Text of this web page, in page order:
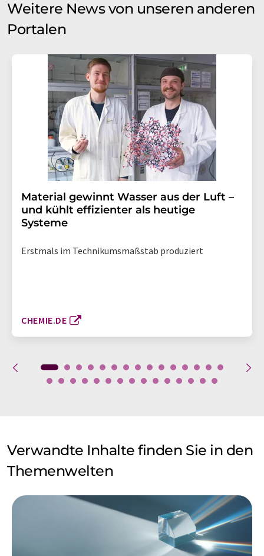
Weitere News von unseren anderen
Portalen
Material gewinnt Wasser aus der Luft –
und kühlt effizienter als heutige
Systeme
Erstmals im Technikumsmaßstab produziert
CHEMIE.DE
Verwandte Inhalte finden Sie in den
Themenwelten